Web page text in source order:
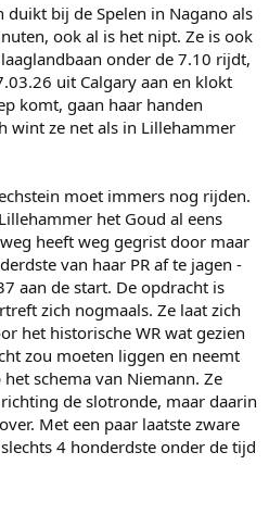
duikt bij de Spelen in Nagano als
ook al is het nipt. Ze is ook
onder de 7.10 rijdt,
uit Calgary aan en klokt
komt, gaan haar handen
wint ze net als in Lillehammer
moet immers nog rijden.
het Goud al eens
heeft weg gegrist door maar
van haar PR af te jagen -
aan de start. De opdracht is
zich nogmaals. Ze laat zich
het historische WR wat gezien
zou moeten liggen en neemt
schema van Niemann. Ze
de slotronde, maar daarin
Met een paar laatste zware
4 honderdste onder de tijd